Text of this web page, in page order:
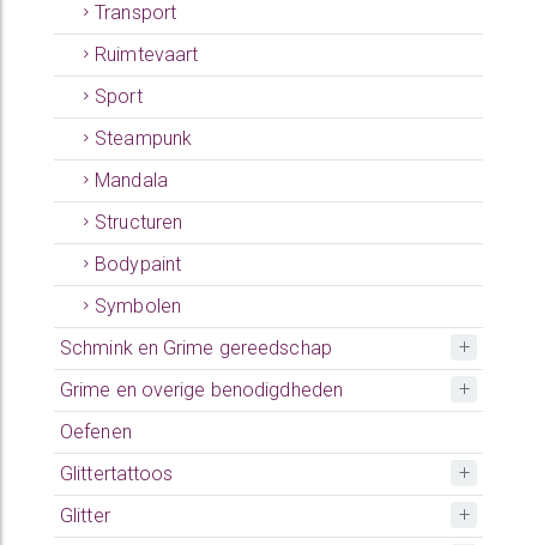
Transport
Ruimtevaart
Sport
Steampunk
Mandala
Structuren
Bodypaint
Symbolen
Schmink en Grime gereedschap
Grime en overige benodigdheden
Oefenen
Glittertattoos
Glitter